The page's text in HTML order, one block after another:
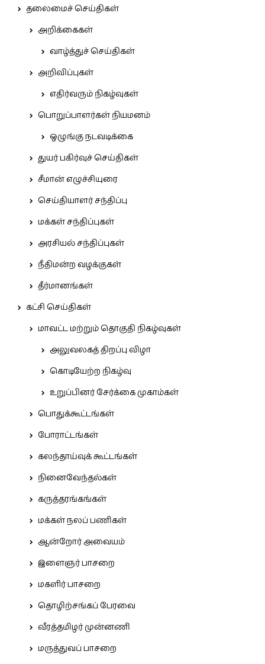
தலைமைச் செய்திகள்
அறிக்கைகள்
வாழ்த்துச் செய்திகள்
அறிவிப்புகள்
எதிர்வரும் நிகழ்வுகள்
பொறுப்பாளர்கள் நியமனம்
ஒழுங்கு நடவடிக்கை
துயர் பகிர்வுச் செய்திகள்
சீமான் எழுச்சியுரை
செய்தியாளர் சந்திப்பு
மக்கள் சந்திப்புகள்
அரசியல் சந்திப்புகள்
நீதிமன்ற வழக்குகள்
தீர்மானங்கள்
கட்சி செய்திகள்
மாவட்ட மற்றும் தொகுதி நிகழ்வுகள்
அலுவலகத் திறப்பு விழா
கொடியேற்ற நிகழ்வு
உறுப்பினர் சேர்க்கை முகாம்கள்
பொதுக்கூட்டங்கள்
போராட்டங்கள்
கலந்தாய்வுக் கூட்டங்கள்
நினைவேந்தல்கள்
கருத்தரங்கங்கள்
மக்கள் நலப் பணிகள்
ஆன்றோர் அவையம்
இளைஞர் பாசறை
மகளிர் பாசறை
தொழிற்சங்கப் பேரவை
வீரத்தமிழர் முன்னணி
மருத்துவப் பாசறை